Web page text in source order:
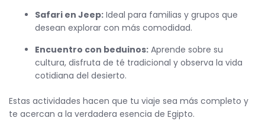
Safari en Jeep: Ideal para familias y grupos que
desean explorar con más comodidad.
Encuentro con beduinos: Aprende sobre su
cultura, disfruta de té tradicional y observa la vida
cotidiana del desierto.
Estas actividades hacen que tu viaje sea más completo y
te acercan a la verdadera esencia de Egipto.